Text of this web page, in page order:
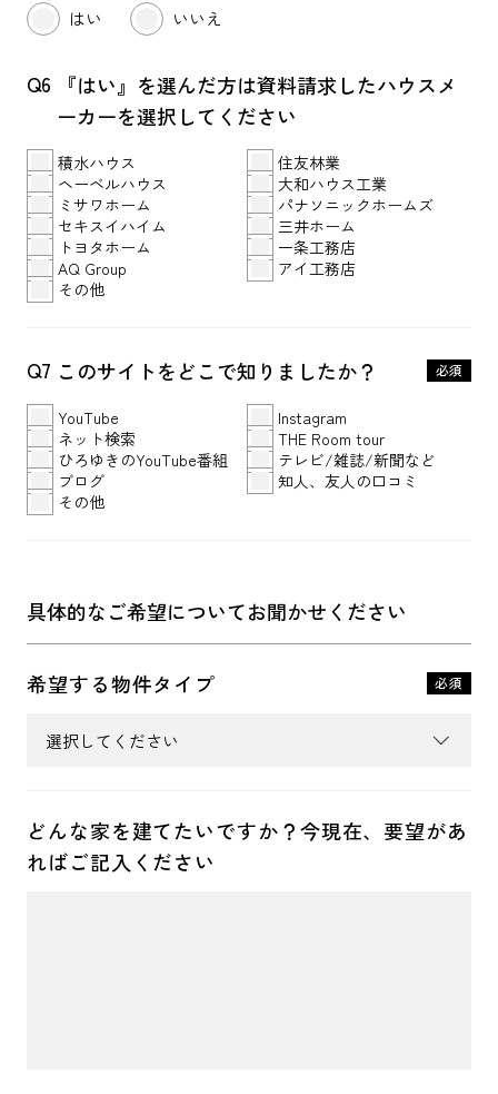
はい いいえ
Q6 『はい』を選んだ方は資料請求したハウスメ
ーカーを選択してください
積水ハウス
住友林業
ヘーベルハウス
大和ハウス工業
ミサワホーム
パナソニックホームズ
セキスイハイム
三井ホーム
トヨタホーム
一条工務店
AQ Group
アイ工務店
その他
Q7 このサイトをどこで知りましたか？ 必須
YouTube
Instagram
ネット検索
THE Room tour
ひろゆきのYouTube番組
テレビ/雑誌/新聞など
ブログ
知人、友人の口コミ
その他
具体的なご希望についてお聞かせください
希望する物件タイプ 必須
どんな家を建てたいですか？今現在、要望があ
ればご記入ください